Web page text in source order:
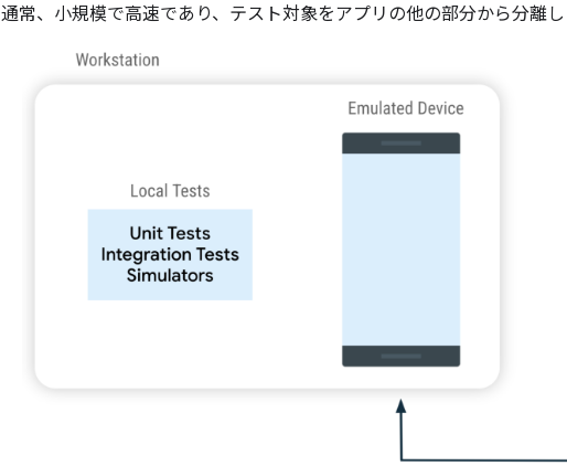
通常、小規模で高速であり、テスト対象をアプリの他の部分から分離し